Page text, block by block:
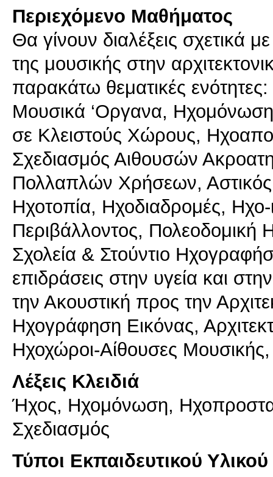
Περιεχόμενο Μαθήματος
Θα γίνουν διαλέξεις σχετικά
της μουσικής στην
παρακάτω θεματικές
Μουσικά ‘Οργανα,
σε Κλειστούς Χώρους,
Σχεδιασμός Αιθουσών
Πολλαπλών Χρήσεων,
Ηχοτοπία, Ηχοδιαδρομές,
Περιβάλλοντος,
Σχολεία & Στούντιο
επιδράσεις στην υγεία και
την Ακουστική προς την
Ηχογράφηση Εικόνας,
Ηχοχώροι-Αίθουσες
Λέξεις Κλειδιά
Ήχος, Ηχομόνωση,
Σχεδιασμός
Τύποι Εκπαιδευτικού Υλικού